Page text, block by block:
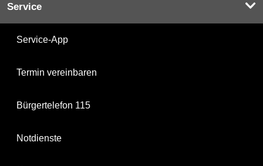
Service
Service-App
Termin vereinbaren
Bürgertelefon 115
Notdienste